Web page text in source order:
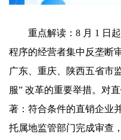
重点解读：8 月 1 日
程序的经营者集中反垄断
广东、重庆、陕西五省市
服” 改革的重要举措。对
著：符合条件的直销企业
托属地监管部门完成审查